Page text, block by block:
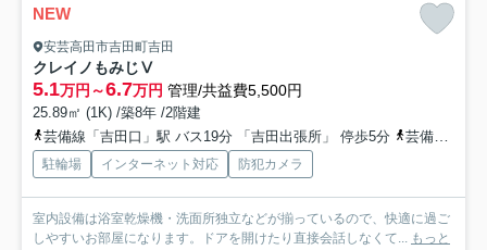
NEW
安芸高田市吉田町吉田
クレイノもみじⅤ
5.1万円～6.7万円 管理/共益費5,500円
25.89㎡ (1K) /築8年 /2階建
芸備線「吉田口」駅 バス19分 「吉田出張所」 停歩5分
芸備線「向原」駅 バス31分 「吉田出張所」 停歩5分
駐輪場 インターネット対応 防犯カメラ
室内設備は浴室乾燥機・洗面所独立などが揃っているので、快適に過ご
しやすいお部屋になります。ドアを開けたり直接会話しなくて... もっと